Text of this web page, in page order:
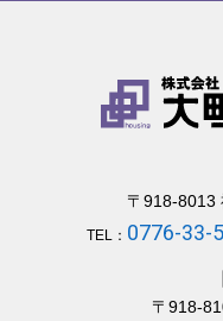
〒918-8013
TEL： 0776-33-
〒918-